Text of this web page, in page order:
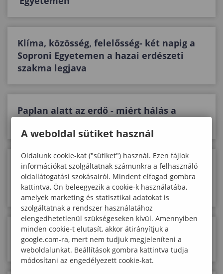
Klíma, közösség, felelősség- két napig a
Soproni Egyetemen a hazai erdészeti
szakma legjava
Paplan alatt az erdő - miért hálás a
Kiemelkedő újdonság a Soproni
Egyetemen: Műholdakkal és DNS-
vizsgálattal mentik meg erdeinket
A Soproni Egyetem a nemzetközi Green
World Environment Award-díj nyertese!
A weboldal sütiket használ
Oldalunk cookie-kat ("sütiket") használ. Ezen fájlok
információkat szolgáltatnak számunkra a felhasználó
oldallátogatási szokásairól. Mindent elfogad gombra
kattintva, Ön beleegyezik a cookie-k használatába,
amelyek marketing és statisztikai adatokat is
szolgáltatnak a rendszer használatához
elengedhetetlenül szükségeseken kívül. Amennyiben
minden cookie-t elutasít, akkor átirányítjuk a
google.com-ra, mert nem tudjuk megjeleníteni a
weboldalunkat. Beállítások gombra kattintva tudja
módosítani az engedélyezett cookie-kat.